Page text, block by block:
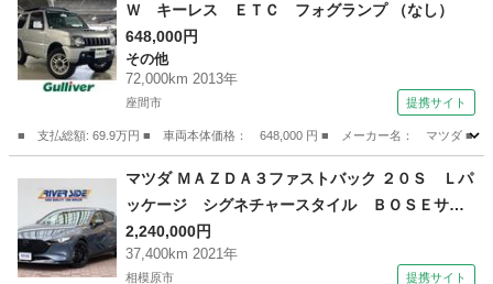
Ｗ キーレス ＥＴＣ フォグランプ （なし）
648,000円
その他
72,000km 2013年
座間市 提携サイト
■ 支払総額: 69.9万円 ■ 車両本体価格： 648,000 円 ■ メーカー名： マツダ
その他
マツダ ＭＡＺＤＡ３ファストバック ２０Ｓ Ｌパ
ッケージ シグネチャースタイル ＢＯＳＥサウ
ンド 純正ＳＤナビ フルセグＴＶ バックカメ
ラ ＵＳＢ ＨＤＭＩ コーナーセンサー スマ
2,240,000円
37,400km 2021年
相模原市 提携サイト